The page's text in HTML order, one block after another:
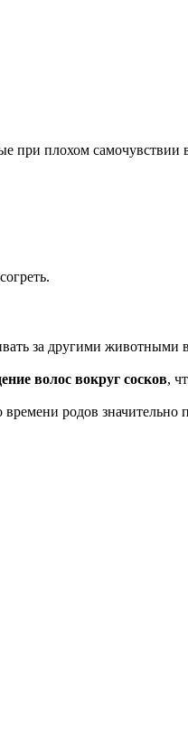
при плохом самочувствии
за другими
волос вокруг сосков,
времени родов